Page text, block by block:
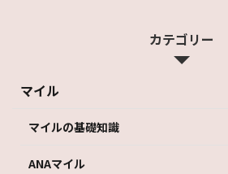
カテゴリー
マイル
マイルの基礎知識
ANAマイル